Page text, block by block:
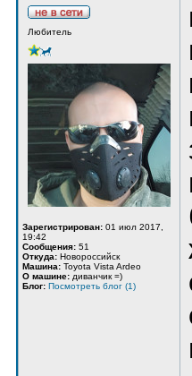
Любитель
Зарегистрирован: 01 июл 2017,
19:42
Сообщения: 51
Откуда: Новороссийск
Машина: Toyota Vista Ardeo
О машине: диванчик =)
Блог: Посмотреть блог (1)